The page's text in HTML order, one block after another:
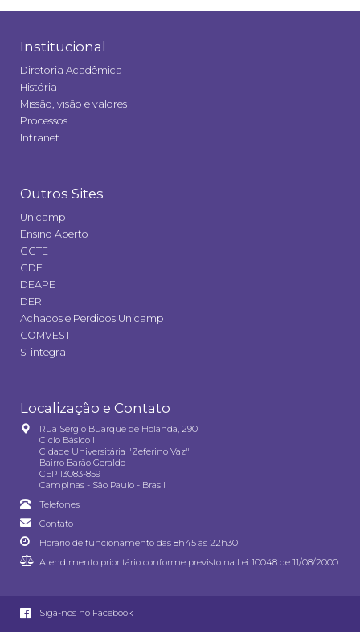
Institucional
Diretoria Acadêmica
História
Missão, visão e valores
Processos
Intranet
Outros Sites
Unicamp
Ensino Aberto
GGTE
GDE
DEAPE
DERI
Achados e Perdidos Unicamp
COMVEST
S-integra
Localização e Contato
Rua Sérgio Buarque de Holanda, 290
Ciclo Básico II
Cidade Universitária "Zeferino Vaz"
Bairro Barão Geraldo
CEP 13083-859
Campinas - São Paulo - Brasil
Telefones
Contato
Horário de funcionamento das 8h45 às 22h30
Atendimento prioritário conforme previsto na Lei 10048 de 11/08/2000
Siga-nos no Facebook